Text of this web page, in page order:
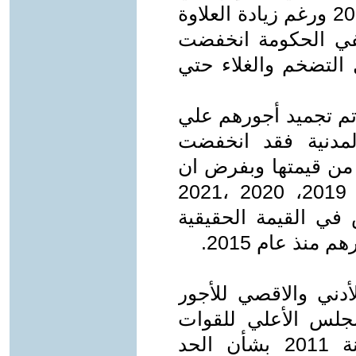
ارتفع فيها التضخم فوق 7% . عام 2022 ورغم زيادة العلاوة
الحكومة انخفضت
التضخم والغلاء حتي
تجميد أجورهم علي
فقد انخفضت
في 2016، 2017 فقط 24% من قيمتها وبفرض ان
العلاوة أزيد من معدل التضخم في 2019، 2020 ،2021
9% انخفاض في القيمة الحقيقية
عام 2015.
والاقصي للأجور
الأعلي للقوات
المسلحة مرسوم بقانون 242 لسنة 2011 بشأن الحد